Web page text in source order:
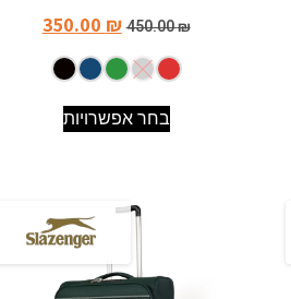
450.00₪
350.00 ₪
בחר אפשרויות